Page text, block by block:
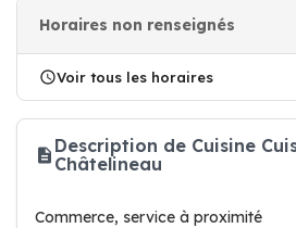
Horaires non renseignés
Voir tous les horaires
Description de Cuisine
Châtelineau
Commerce, service à proximité